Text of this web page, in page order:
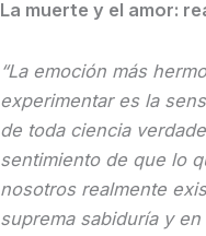
La muerte y el amor:
“La emoción más
experimentar es la
de toda ciencia
sentimiento de que lo
nosotros realmente
suprema sabiduría y